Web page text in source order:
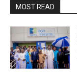
MOST READ